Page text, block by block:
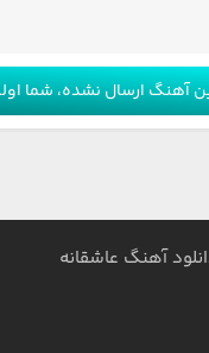
آهنگ ارسال نشده، شما
آهنگ عاشقانه